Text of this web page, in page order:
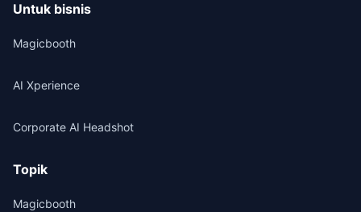
Untuk bisnis
Magicbooth
AI Xperience
Corporate AI Headshot
Topik
Magicbooth